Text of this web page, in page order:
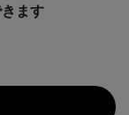
ます